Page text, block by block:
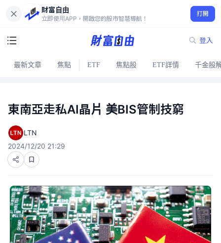
財富自由
立即使用APP，開啟您的股市智慧導航！
打開
登入
最新文章 焦點 ETF 焦點股 ETF詳情 千金股
東南亞走私AI晶片 美BIS管制技窮
LTN
2024/12/20 21:29